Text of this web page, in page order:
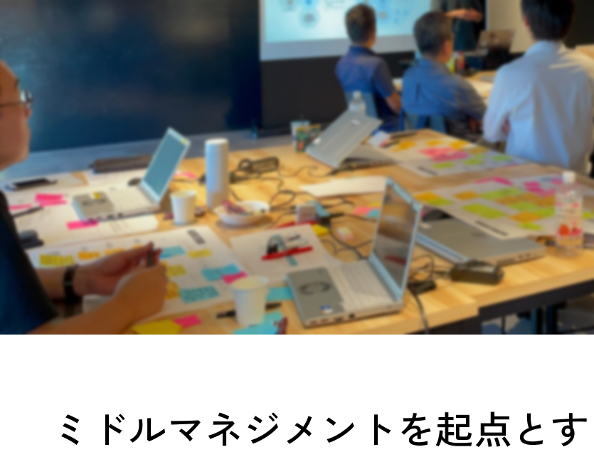
ミドルマネジメントを起点と